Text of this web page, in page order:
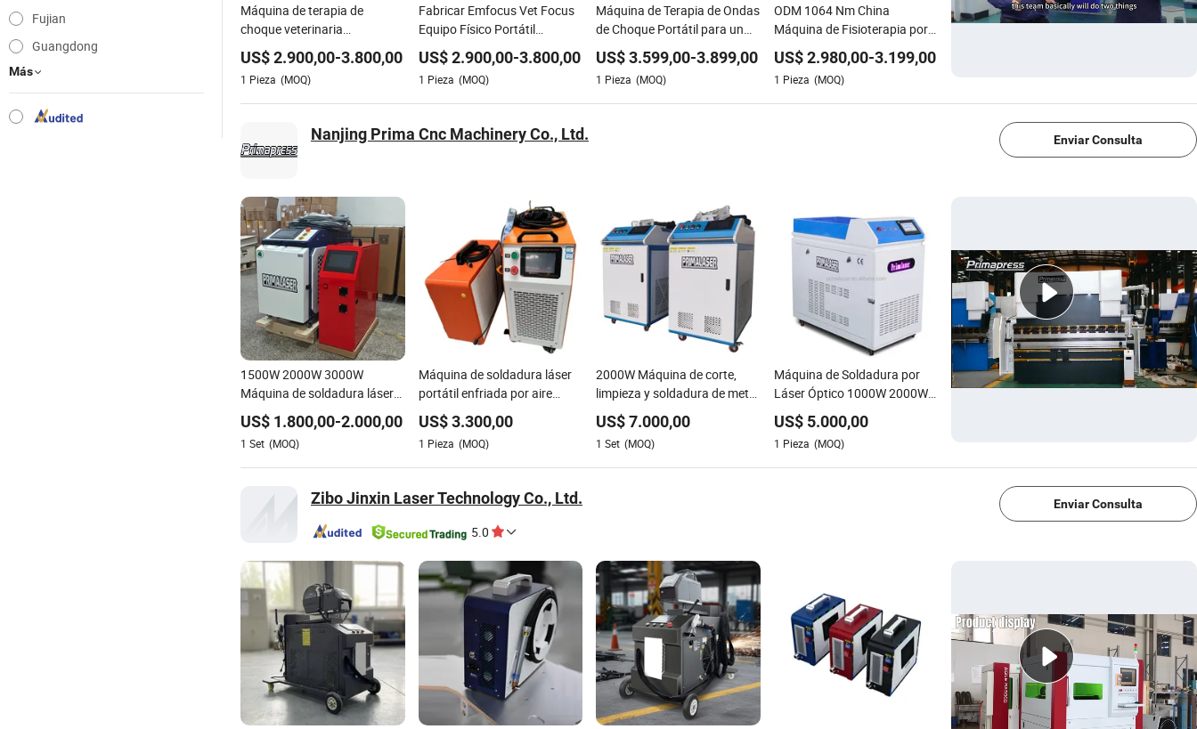
Fujian
Guangdong
Más
Máquina de terapia de
choque veterinaria
Kaphaphysio Fswt Emfocus
portátil para tratamiento del
dolor
US$2.900,00-3.800,00
1 Pieza (MOQ)
Fabricar Emfocus Vet Focus
Equipo Físico Portátil
Máquina de Terapia de Ondas
de Choque Fswt Médica
US$2.900,00-3.800,00
1 Pieza (MOQ)
Máquina de Terapia de Ondas
de Choque Portátil para un
Manejo Efectivo del Dolor
US$3.599,00-3.899,00
1 Pieza (MOQ)
ODM 1064 Nm China
Máquina de Fisioterapia por
Ondas de Choque Portátil
Terapia con Láser
US$2.980,00-3.199,00
1 Pieza (MOQ)
Nanjing Prima Cnc Machinery Co., Ltd. Enviar Consulta
1500W 2000W 3000W
Máquina de soldadura láser
portátil de mano para metal
acero inoxidable
US$ 1.800,00-2.000,00
1 Set (MOQ)
Máquina de soldadura láser
portátil enfriada por aire
1500W 3 en 1 máquina de
soldadura láser de fibra
US$3.300,00
1 Pieza (MOQ)
2000W Máquina de corte,
limpieza y soldadura de metal
con láser de fibra portátil y
manual
US$7.000,00
1 Set (MOQ)
Máquina de Soldadura por
Láser Óptico 1000W 2000W
3000W Portátil de Fibra Láser
de Acero Inoxidable
US$ 5.000,00
1 Pieza (MOQ)
Zibo Jinxin Laser Technology Co., Ltd.
5.0
Enviar Consulta